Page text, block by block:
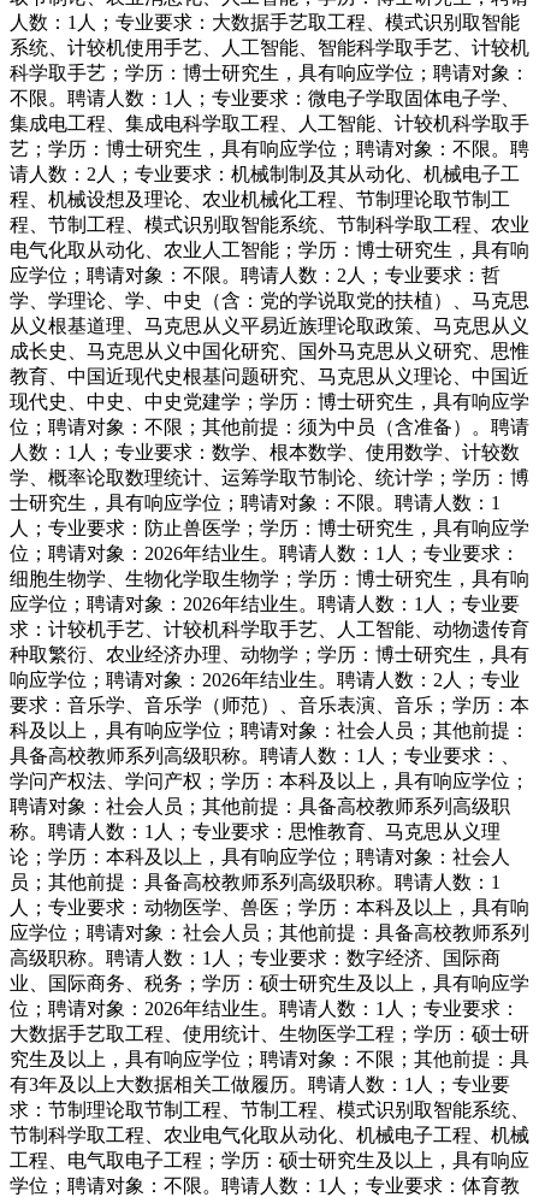
人数：1人；专业要求：大数据手艺取工程、模式识别取智能
系统、计较机使用手艺、人工智能、智能科学取手艺、计较机
科学取手艺；学历：博士研究生，具有响应学位；聘请对象：
不限。聘请人数：1人；专业要求：微电子学取固体电子学、
集成电工程、集成电科学取工程、人工智能、计较机科学取手
艺；学历：博士研究生，具有响应学位；聘请对象：不限。聘
请人数：2人；专业要求：机械制制及其从动化、机械电子工
程、机械设想及理论、农业机械化工程、节制理论取节制工
程、节制工程、模式识别取智能系统、节制科学取工程、农业
电气化取从动化、农业人工智能；学历：博士研究生，具有响
应学位；聘请对象：不限。聘请人数：2人；专业要求：哲
学、学理论、学、中史（含：党的学说取党的扶植）、马克思
从义根基道理、马克思从义平易近族理论取政策、马克思从义
成长史、马克思从义中国化研究、国外马克思从义研究、思惟
教育、中国近现代史根基问题研究、马克思从义理论、中国近
现代史、中史、中史党建学；学历：博士研究生，具有响应学
位；聘请对象：不限；其他前提：须为中员（含准备）。聘请
人数：1人；专业要求：数学、根本数学、使用数学、计较数
学、概率论取数理统计、运筹学取节制论、统计学；学历：博
士研究生，具有响应学位；聘请对象：不限。聘请人数：1
人；专业要求：防止兽医学；学历：博士研究生，具有响应学
位；聘请对象：2026年结业生。聘请人数：1人；专业要求：
细胞生物学、生物化学取生物学；学历：博士研究生，具有响
应学位；聘请对象：2026年结业生。聘请人数：1人；专业要
求：计较机手艺、计较机科学取手艺、人工智能、动物遗传育
种取繁衍、农业经济办理、动物学；学历：博士研究生，具有
响应学位；聘请对象：2026年结业生。聘请人数：2人；专业
要求：音乐学、音乐学（师范）、音乐表演、音乐；学历：本
科及以上，具有响应学位；聘请对象：社会人员；其他前提：
具备高校教师系列高级职称。聘请人数：1人；专业要求：、
学问产权法、学问产权；学历：本科及以上，具有响应学位；
聘请对象：社会人员；其他前提：具备高校教师系列高级职
称。聘请人数：1人；专业要求：思惟教育、马克思从义理
论；学历：本科及以上，具有响应学位；聘请对象：社会人
员；其他前提：具备高校教师系列高级职称。聘请人数：1
人；专业要求：动物医学、兽医；学历：本科及以上，具有响
应学位；聘请对象：社会人员；其他前提：具备高校教师系列
高级职称。聘请人数：1人；专业要求：数字经济、国际商
业、国际商务、税务；学历：硕士研究生及以上，具有响应学
位；聘请对象：2026年结业生。聘请人数：1人；专业要求：
大数据手艺取工程、使用统计、生物医学工程；学历：硕士研
究生及以上，具有响应学位；聘请对象：不限；其他前提：具
有3年及以上大数据相关工做履历。聘请人数：1人；专业要
求：节制理论取节制工程、节制工程、模式识别取智能系统、
节制科学取工程、农业电气化取从动化、机械电子工程、机械
工程、电气取电子工程；学历：硕士研究生及以上，具有响应
学位；聘请对象：不限。聘请人数：1人；专业要求：体育教